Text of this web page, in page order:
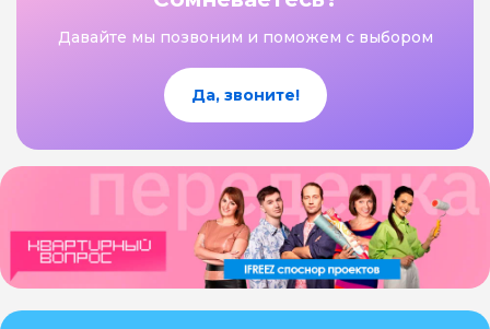
Давайте мы позвоним и поможем с выбором
Да, звоните!